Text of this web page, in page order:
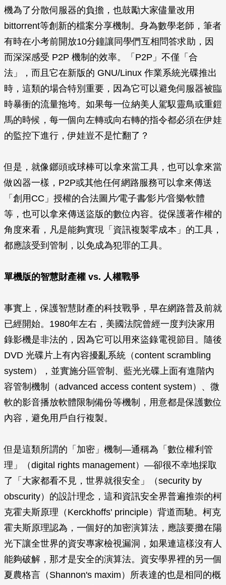
機為了分散伺服器的負擔，也鼓勵大家儘量改用
bittorrent等創新的檔案分享機制。身為數學老師，筆者
有時在小考前開放10分鐘讓同學們互相問答求助，因
而深深感受 P2P 機制的效率。「P2P」不僅「合
法」，而且它在新版的 GNU/Linux 作業系統光碟推出
時，這類的場合特別重要，因為它可以避免伺服器被臨
時暴衝的流量拖垮。如果每一位納美人駕馭靈鳥或重鎧
馬的時候，每一個向左轉或向右轉的指令都必須在伊娃
的監控下進行，伊娃豈不是忙翻了？
但是，就像鎯頭或球棒可以拿來當工具，也可以拿來當
做凶器一樣，P2P或其他任何網路服務可以拿來傳送
「創用CC」授權的合法圖片∕電子書∕影片∕音樂∕軟體
等，也可以拿來傳送盜版的數位內容。從保護著作權的
角度來看，凡是能夠實現「資訊複製零成本」的工具，
都應該受到管制，以免成為犯罪的工具。
單機版的智慧財產權 vs. 人權戰爭
事實上，保護智慧財產的科技戰爭，早在網路普及前就
已經開始。1980年左右，美國法院曾經一度判決家用
錄影機是非法的，因為它可以用來盜錄電視節目。隨後
DVD 光碟片上有內容擾亂系統（content scrambling
system），並實施分區管制、藍光光碟上面有進階內
容管制機制（advanced access content system）、微
軟的影音播放軟體限制備份等機制，用意都是保護數位
內容，避免用戶自行複製。
但是這類所謂的「加密」機制—通稱為「數位權利管
理」（digital rights management）—卻很不幸地採取
了「大家都看不見，世界就很安全」（security by
obscurity）的設計理念，這和資訊安全界普遍推崇的柯
克霍夫斯原理（Kerckhoffs' principle）背道而馳。柯克
霍夫斯原理認為，一個好的加密演算法，應該要攤在陽
光下讓全世界的資安專家檢視漏洞，如果連這樣沒有人
能夠破解，那才是安全的演算法。資安學界裡的另一個
夏農格言（Shannon's maxim）所表達的也是相同的概